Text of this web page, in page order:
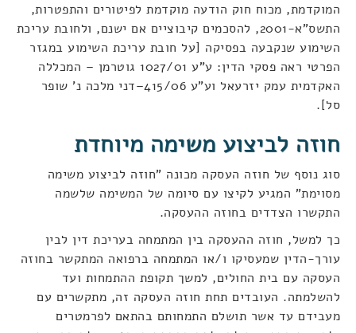
המוקדמת, מכוח חוק הודעה מוקדמת לפיטורים והתפטרות,
התשס"א-2001, להסכמים קיבוציים אם ישנם, ולחובת עריכת
השימוע שנקבעה בפסיקה [על חובת עריכת השימוע במגזר
הפרטי ראה פסקי הדין: ע"ע 1027/01 גוטרמן – המכללה
האקדמית עמק יזרעאל וע"ע 415/06–דני מלכה נ' שופר
סל].
חוזה לביצוע משימה מיוחדת
סוג נוסף של חוזה העסקה מכונה "חוזה לביצוע משימה
מסוימת" המגיע לקיצו עם סיומה של המשימה שלשמה
התקשרו הצדדים בחוזה ההעסקה.
כך למשל, חוזה ההעסקה בין המתמחה בעריכת דין לבין
עורך-הדין שמעסיקו ו/או המתמחה ברפואה המתקשר בחוזה
העסקה עם בית החולים, למשך תקופת ההתמחות ועד
להשלמתה. העובדים תחת חוזה העסקה זה, מתקשרים עם
מעבידם עד אשר תושלם התמחותם בהתאם לפרמטרים